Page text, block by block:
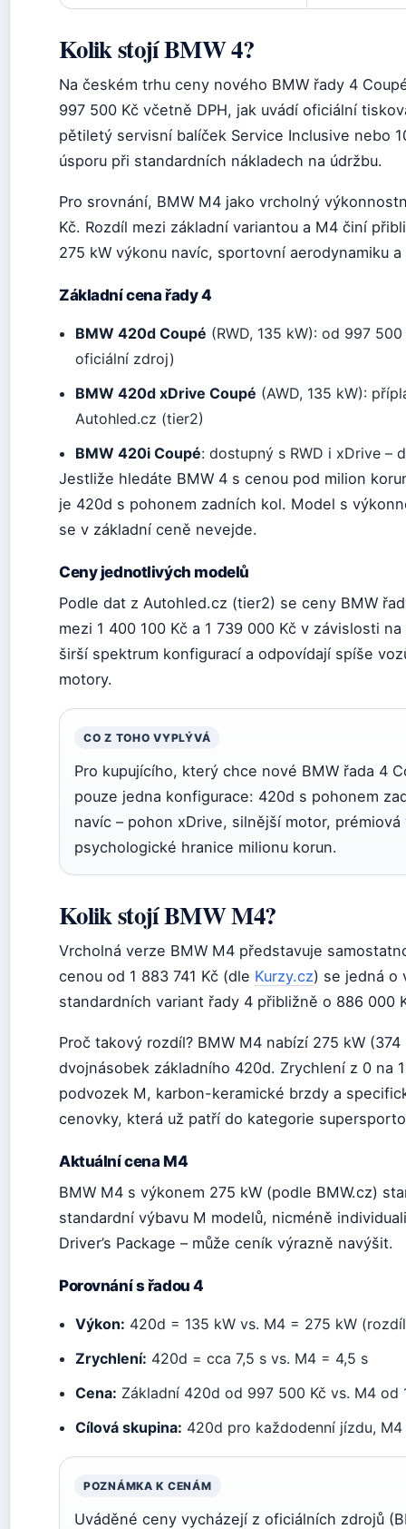
Kolik stojí BMW 4?
Na českém trhu ceny nového BMW řady 4
997 500 Kč včetně DPH, jak uvádí oficiální
pětiletý servisní balíček Service Inclusive nebo
úsporu při standardních nákladech na údržbu.
Pro srovnání, BMW M4 jako vrcholný
Kč. Rozdíl mezi základní variantou a M4 činí
275 kW výkonu navíc, sportovní aerodynamiku
Základní cena řady 4
BMW 420d Coupé (RWD, 135 kW): od 997
oficiální zdroj)
BMW 420d xDrive Coupé (AWD, 135 kW):
Autohled.cz (tier2)
BMW 420i Coupé: dostupný s RWD i xDrive –
Jestliže hledáte BMW 4 s cenou pod milion
je 420d s pohonem zadních kol. Model s
se v základní ceně nevejde.
Ceny jednotlivých modelů
Podle dat z Autohled.cz (tier2) se ceny BMW
mezi 1 400 100 Kč a 1 739 000 Kč v závislosti
širší spektrum konfigurací a odpovídají spíše
motory.
CO Z TOHO VYPLÝVÁ
Pro kupujícího, který chce nové BMW řada 4
pouze jedna konfigurace: 420d s pohonem
navíc – pohon xDrive, silnější motor,
psychologické hranice milionu korun.
Kolik stojí BMW M4?
Vrcholná verze BMW M4 představuje
cenou od 1 883 741 Kč (dle Kurzy.cz) se jedná o
standardních variant řady 4 přibližně o 886 000
Proč takový rozdíl? BMW M4 nabízí 275 kW
dvojnásobek základního 420d. Zrychlení z 0 na
podvozek M, karbon-keramické brzdy a
cenovky, která už patří do kategorie
Aktuální cena M4
BMW M4 s výkonem 275 kW (podle BMW.cz)
standardní výbavu M modelů, nicméně
Driver’s Package – může ceník výrazně navýšit.
Porovnání s řadou 4
Výkon: 420d = 135 kW vs. M4 = 275 kW
Zrychlení: 420d = cca 7,5 s vs. M4 = 4,5 s
Cena: Základní 420d od 997 500 Kč vs. M4 od
Cílová skupina: 420d pro každodenní jízdu,
POZNÁMKA K CENÁM
Uváděné ceny vycházejí z oficiálních zdrojů